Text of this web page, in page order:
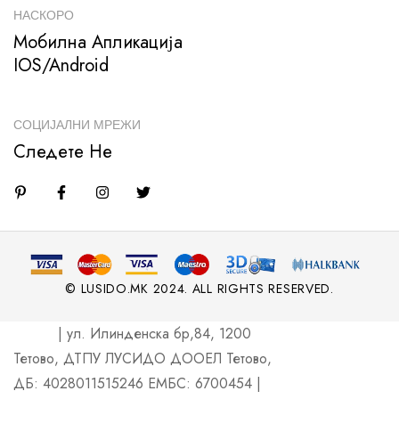
НАСКОРО
Мобилна Апликација
IOS/Android
СОЦИЈАЛНИ МРЕЖИ
Следете Не
© LUSIDO.MK 2024. ALL RIGHTS RESERVED.
| ул. Илинденска бр,84, 1200
Тетово, ДТПУ ЛУСИДО ДООЕЛ Тетово,
ДБ: 4028011515246 ЕМБС: 6700454 |